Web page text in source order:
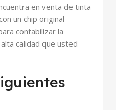
en venta de tinta
un chip original
contabilizar la
calidad que usted